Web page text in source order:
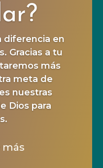
diferencia en
Gracias a tu
más
meta de
nuestras
Dios para
más